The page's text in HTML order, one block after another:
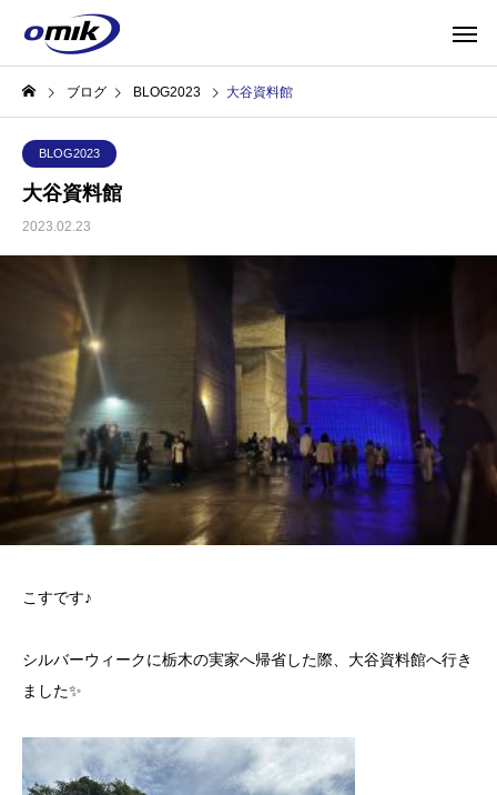
ブログ BLOG2023 大谷資料館
BLOG2023
大谷資料館
2023.02.23
こすです♪
シルバーウィークに栃木の実家へ帰省した際、大谷資料館へ行き
ました✨